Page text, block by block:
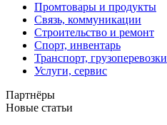
Промтовары и продукты
Связь, коммуникации
Строительство и ремонт
Спорт, инвентарь
Транспорт, грузоперевозки
Услуги, сервис
Партнёры
Новые статьи